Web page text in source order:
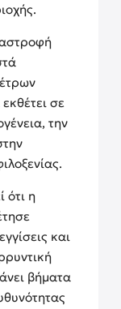
σε
την
ότι η
και
βήματα